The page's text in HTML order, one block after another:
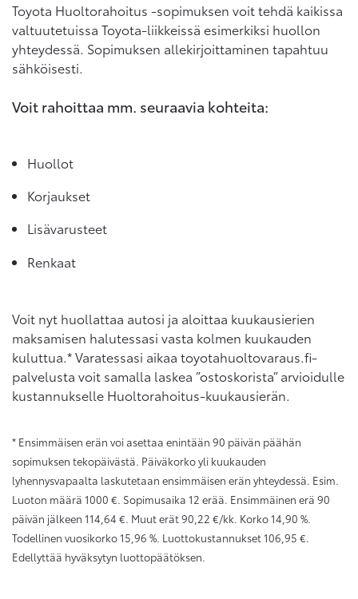
Toyota Huoltorahoitus -sopimuksen voit tehdä kaikissa
valtuutetuissa Toyota-liikkeissä esimerkiksi huollon
yhteydessä. Sopimuksen allekirjoittaminen tapahtuu
sähköisesti.
Voit rahoittaa mm. seuraavia kohteita:
Huollot
Korjaukset
Lisävarusteet
Renkaat
Voit nyt huollattaa autosi ja aloittaa kuukausierien
maksamisen halutessasi vasta kolmen kuukauden
kuluttua.* Varatessasi aikaa toyotahuoltovaraus.fi-
palvelusta voit samalla laskea ”ostoskorista” arvioidulle
kustannukselle Huoltorahoitus-kuukausierän.
* Ensimmäisen erän voi asettaa enintään 90 päivän päähän
sopimuksen tekopäivästä. Päiväkorko yli kuukauden
lyhennysvapaalta laskutetaan ensimmäisen erän yhteydessä. Esim.
Luoton määrä 1000 €. Sopimusaika 12 erää. Ensimmäinen erä 90
päivän jälkeen 114,64 €. Muut erät 90,22 €/kk. Korko 14,90 %.
Todellinen vuosikorko 15,96 %. Luottokustannukset 106,95 €.
Edellyttää hyväksytyn luottopäätöksen.